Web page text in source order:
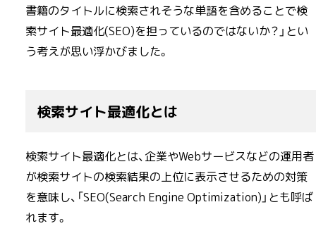
書籍のタイトルに検索されそうな単語を含めることで検
索サイト最適化(SEO)を担っているのではないか？」とい
う考えが思い浮かびました。
検索サイト最適化とは
検索サイト最適化とは、企業やWebサービスなどの運用者
が検索サイトの検索結果の上位に表示させるための対策
を意味し、「SEO(Search Engine Optimization)」とも呼ば
れます。